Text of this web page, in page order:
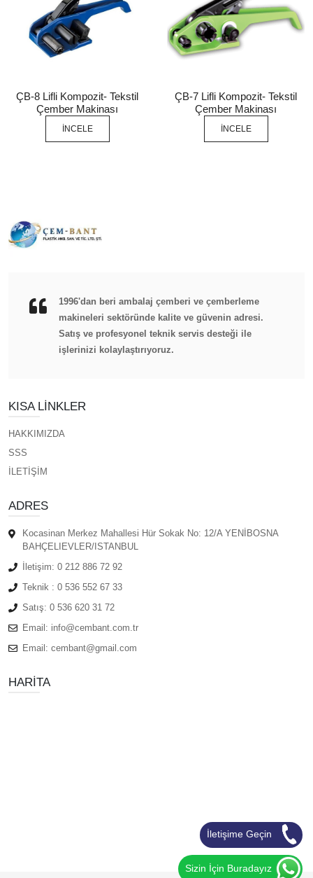
ÇB-8 Lifli Kompozit- Tekstil
Çember Makinası
İNCELE
ÇB-7 Lifli Kompozit- Tekstil
Çember Makinası
İNCELE
1996'dan beri ambalaj çemberi ve çemberleme
makineleri sektöründe kalite ve güvenin adresi.
Satış ve profesyonel teknik servis desteği ile
işlerinizi kolaylaştırıyoruz.
KISA LINKLER
HAKKIMIZDA
SSS
İLETİŞİM
ADRES
Kocasinan Merkez Mahallesi Hür Sokak No: 12/A YENİBOSNA
BAHÇELIEVLER/ISTANBUL
İletişim: 0 212 886 72 92
Teknik : 0 536 552 67 33
Satış: 0 536 620 31 72
Email: info@cembant.com.tr
Email: cembant@gmail.com
HARITA
Sizin İçin Buradayız
İletişime Geçin